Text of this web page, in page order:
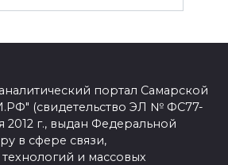
портал Самарской
(свидетельство ЭЛ № ФС77-
2012 г., выдан Федеральной
в сфере связи,
и массовых